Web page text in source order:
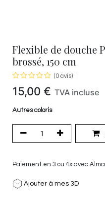
Flexible de douche
brossé, 150 cm
(0 avis)
15,00 € TVA incluse
Autres coloris
Paiement en 3 ou 4x avec Alma.
Ajouter à mes 3D